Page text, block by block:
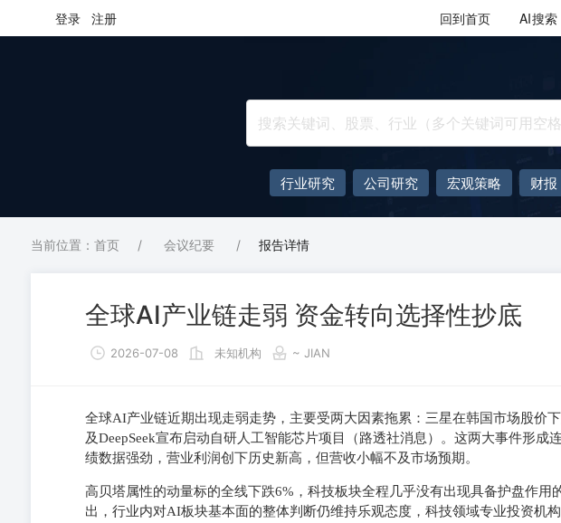
登录 注册 回到首页 AI搜索
行业研究 公司研究 宏观策略 财报
当前位置：首页 / 会议纪要 / 报告详情
全球AI产业链走弱 资金转向选择性抄底
2026-07-08 未知机构 ~ JIAN
全球AI产业链近期出现走弱走势，主要受两大因素拖累：三星在韩国市场股价
及DeepSeek宣布启动自研人工智能芯片项目（路透社消息）。这两大事件形成
绩数据强劲，营业利润创下历史新高，但营收小幅不及市场预期。
高贝塔属性的动量标的全线下跌6%，科技板块全程几乎没有出现具备护盘作用
出，行业内对AI板块基本面的整体判断仍维持乐观态度，科技领域专业投资机